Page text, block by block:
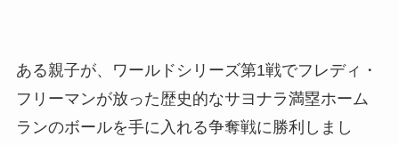
ある親子が、ワールドシリーズ第1戦でフレディ・
フリーマンが放った歴史的なサヨナラ満塁ホーム
ランのボールを手に入れる争奪戦に勝利しまし